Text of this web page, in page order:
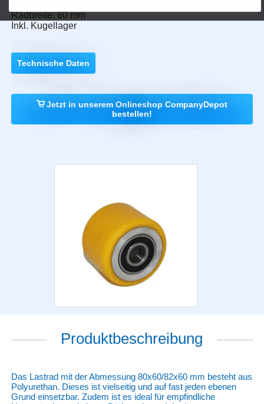
Radbreite: 60 mm
Inkl. Kugellager
Technische Daten
Jetzt in unserem Onlineshop CompanyDepot
bestellen!
Produktbeschreibung
Das Lastrad mit der Abmessung 80x60/82x60 mm besteht aus
Polyurethan. Dieses ist vielseitig und auf fast jeden ebenen
Grund einsetzbar. Zudem ist es ideal für empfindliche